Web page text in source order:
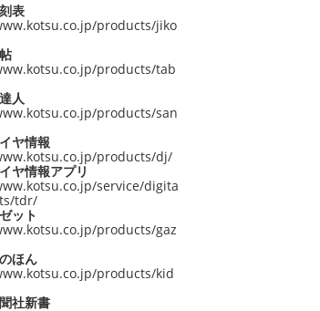
表
products/jiko
products/tab
人
products/san
ヤ情報
products/dj/
ヤ情報アプリ
service/digita
tdr/
ット
products/gaz
ほん
products/kid
社新書